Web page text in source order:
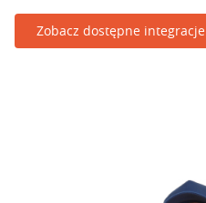
Zobacz dostępne integracje